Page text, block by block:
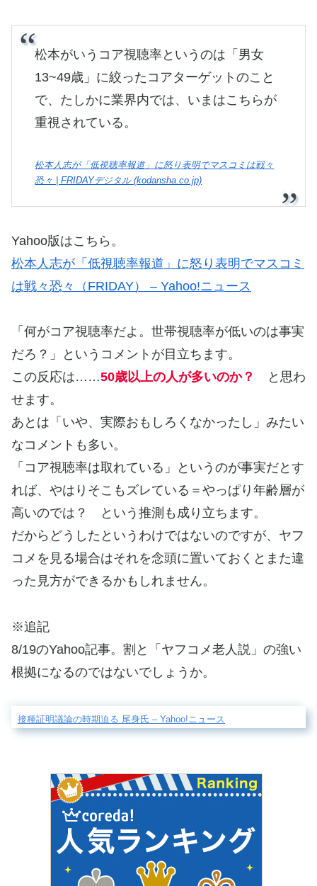
松本がいうコア視聴率というのは「男女
13~49歳」に絞ったコアターゲットのこと
で、たしかに業界内では、いまはこちらが
重視されている。
松本人志が「低視聴率報道」に怒り表明でマスコミは戦々
恐々 | FRIDAYデジタル (kodansha.co.jp)
Yahoo版はこちら。
松本人志が「低視聴率報道」に怒り表明でマスコミ
は戦々恐々（FRIDAY） – Yahoo!ニュース
「何がコア視聴率だよ。世帯視聴率が低いのは事実
だろ？」というコメントが目立ちます。
この反応は……50歳以上の人が多いのか？
と思わ
せます。
あとは「いや、実際おもしろくなかったし」みたい
なコメントも多い。
「コア視聴率は取れている」というのが事実だとす
れば、やはりそこもズレている＝やっぱり年齢層が
高いのでは？ という推測も成り立ちます。
だからどうしたというわけではないのですが、ヤフ
コメを見る場合はそれを念頭に置いておくとまた違
った見方ができるかもしれません。
※追記
8/19のYahoo記事。割と「ヤフコメ老人説」の強い
根拠になるのではないでしょうか。
接種証明議論の時期迫る 尾身氏 – Yahoo!ニュース